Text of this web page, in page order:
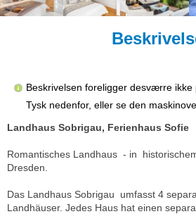
Beskrivelsen foreligger desværre ikke
Tysk nedenfor, eller se den
Landhaus Sobrigau, Ferienhaus Sofie
Romantisches Landhaus - in
Dresden.
Das Landhaus Sobrigau umfasst 4
Landhäuser. Jedes Haus hat einen